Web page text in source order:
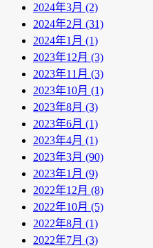
2024年3月 (2)
2024年2月 (31)
2024年1月 (1)
2023年12月 (3)
2023年11月 (3)
2023年10月 (1)
2023年8月 (3)
2023年6月 (1)
2023年4月 (1)
2023年3月 (90)
2023年1月 (9)
2022年12月 (8)
2022年10月 (5)
2022年8月 (1)
2022年7月 (3)